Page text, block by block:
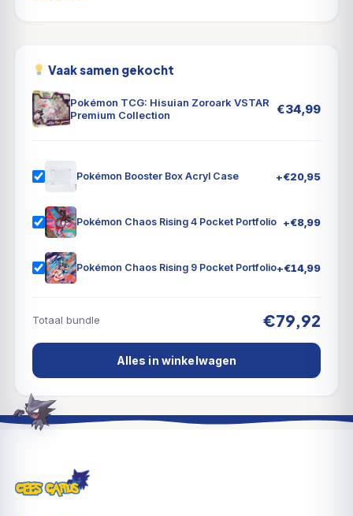
Vaak samen gekocht
Pokémon TCG: Hisuian Zoroark VSTAR
Premium Collection
€34,99
Pokémon Booster Box Acryl Case +€20,95
Pokémon Chaos Rising 4 Pocket Portfolio +€8,99
Pokémon Chaos Rising 9 Pocket Portfolio+€14,99
Totaal bundle €79,92
Alles in winkelwagen